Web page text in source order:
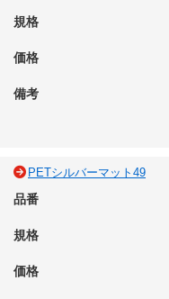
規格
価格
備考
PETシルバーマット49
品番
規格
価格